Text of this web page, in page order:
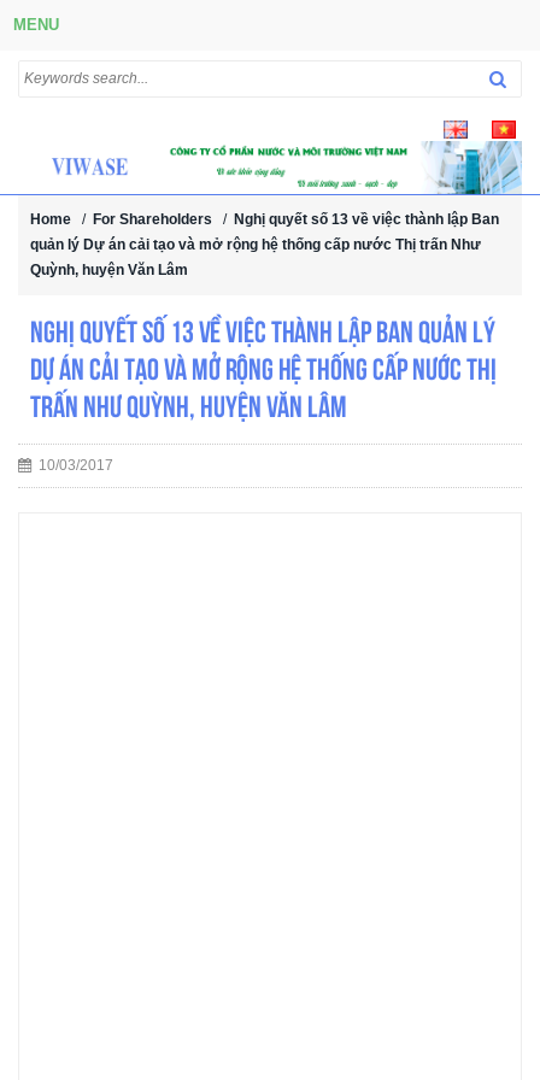
MENU
Home / For Shareholders / Nghị quyết số 13 về việc thành lập Ban
quản lý Dự án cải tạo và mở rộng hệ thống cấp nước Thị trấn Như
Quỳnh, huyện Văn Lâm
Nghị quyết số 13 về việc thành lập Ban quản lý
Dự án cải tạo và mở rộng hệ thống cấp nước Thị
trấn Như Quỳnh, huyện Văn Lâm
10/03/2017